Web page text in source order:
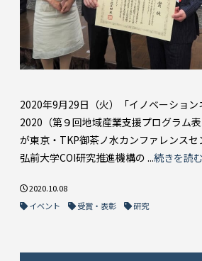
2020年9月29日（火）「イノベーション
2020（第９回地域産業支援プログラム
が東京・TKP御茶ノ水カンファレンスセ
弘前大学COI研究推進機構の ...続きを読む
2020.10.08
イベント
受賞・表彰 研究